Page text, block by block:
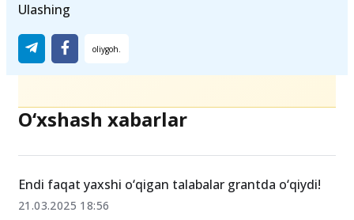
Ulashing
O‘xshash xabarlar
Endi faqat yaxshi o‘qigan talabalar grantda o‘qiydi!
21.03.2025 18:56